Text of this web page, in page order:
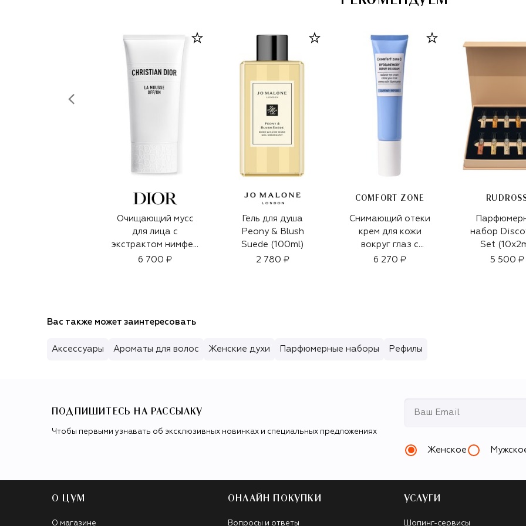
Очищающий мусс
для лица с
экстрактом нимфеи
La Mousse OFF/ON
6 700 ₽
Гель для душа
Peony & Blush
Suede (100ml)
2 780 ₽
COMFORT ZONE
Снимающий отеки
крем для кожи
вокруг глаз c
пептидами
6 270 ₽
набор
Set
5 500 ₽
Вас также может заинтересовать
Аксессуары Ароматы для волос Женские духи Парфюмерные наборы Рефилы
ПОДПИШИТЕСЬ НА РАССЫЛКУ
Чтобы первыми узнавать об эксклюзивных новинках и специальных предложениях
Женское
О ЦУМ
О магазине
ОНЛАЙН ПОКУПКИ
Вопросы и ответы
УСЛУГИ
Шопинг-сервисы